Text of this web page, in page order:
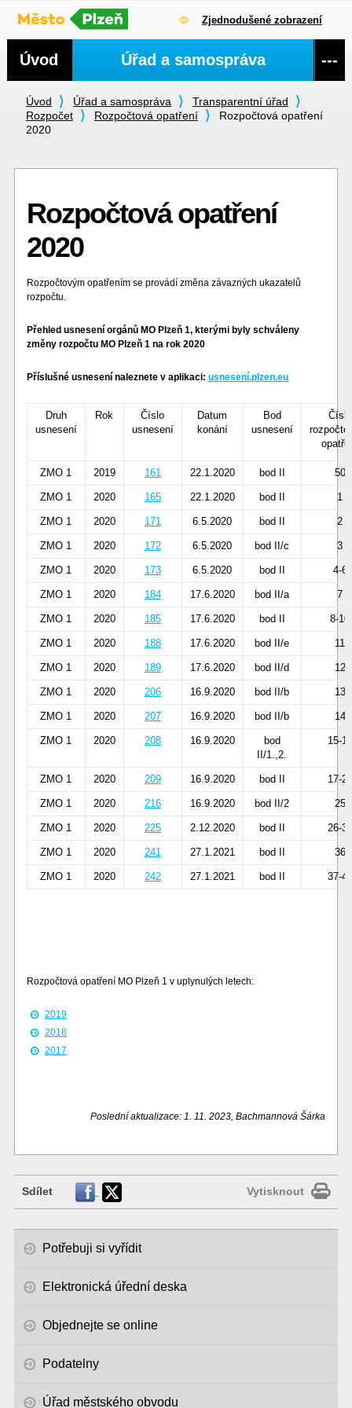
Zjednodušené zobrazení
Úvod Úřad a samospráva
Transparentní úřad
Rozpočet
Rozpočtová opatření
Rozpočtová opatření
2020
Rozpočtová opatření
2020
Rozpočtovým opatřením se provádí změna závazných ukazatelů
rozpočtu.
Přehled usnesení orgánů MO Plzeň 1, kterými byly schváleny
změny rozpočtu MO Plzeň 1 na rok 2020
Příslušné usnesení naleznete v aplikaci: usnesení.plzen.eu
Druh
usnesení
Rok
Číslo
usnesení
Datum
konání
Bod
usnesení
Číslo
ZMO 1 2019 161 22.1.2020 bod II 50
ZMO 1 2020 165 22.1.2020 bod II 1
ZMO 1 2020 171 6.5.2020 bod II 2
ZMO 1 2020 172 6.5.2020 bod II/c 3
ZMO 1 2020 173 6.5.2020 bod II 4-6
ZMO 1 2020 184 17.6.2020 bod II/a 7
ZMO 1 2020 185 17.6.2020 bod II 8-10
ZMO 1 2020 188 17.6.2020 bod II/e 11
ZMO 1 2020 189 17.6.2020 bod II/d 12
ZMO 1 2020 206 16.9.2020 bod II/b 13
ZMO 1 2020 207 16.9.2020 bod II/b 14
ZMO 1 2020 208 16.9.2020
bod
II/1.,2.
15-16
ZMO 1 2020 209 16.9.2020 bod II 17-24
ZMO 1 2020 216 16.9.2020 bod II/2 25
ZMO 1 2020 225 2.12.2020 bod II 26-35
ZMO 1 2020 241 27.1.2021 bod II 36
ZMO 1 2020 242 27.1.2021 bod II 37-40
Rozpočtová opatření MO Plzeň 1 v uplynulých letech:
2019
2018
2017
Poslední aktualizace: 1. 11. 2023, Bachmannová Šárka
Sdílet Vytisknout
Potřebuji si vyřídit
Elektronická úřední deska
Objednejte se online
Podatelny
Úřad městského obvodu
Navigace
Úvod Úřad a samospráva ---